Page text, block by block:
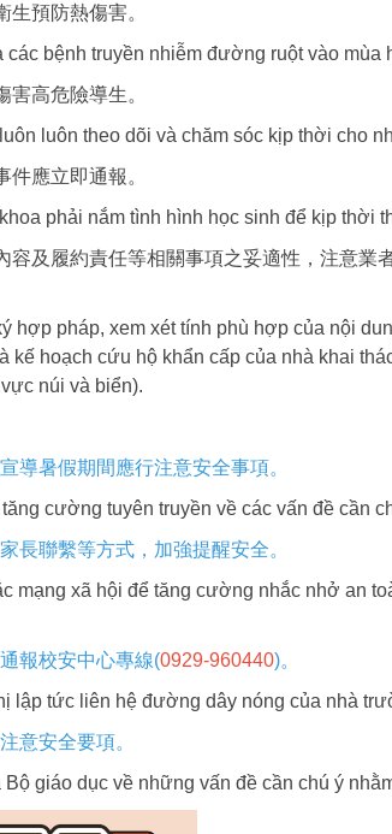
生預防熱傷害。
các bệnh truyền nhiễm đường ruột vào
害高危險導生。
luôn theo dõi và chăm sóc kịp thời cho
件應立即通報。
phải nắm tình hình học sinh để kịp thời
容及履約責任等相關事項之妥適性，注意
hợp pháp, xem xét tính phù hợp của nội
kế hoạch cứu hộ khẩn cấp của nhà khai
núi và biển).
導暑假期間應行注意安全事項。
cường tuyên truyền về các vấn đề cần
長聯繫等方式，加強提醒安全。
mạng xã hội để tăng cường nhắc nhở an
報校安中心專線(0929-960440)。
lập tức liên hệ đường dây nóng của nhà
意安全要項。
giáo dục về những vấn đề cần chú ý